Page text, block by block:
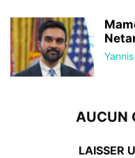
Yannis
AUCUN
LAISSER